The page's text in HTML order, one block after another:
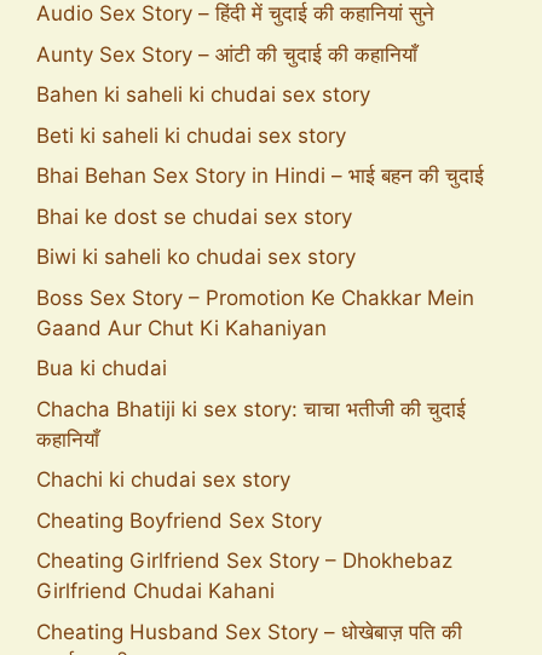
Audio Sex Story – हिंदी में चुदाई की कहानियां सुने
Aunty Sex Story – आंटी की चुदाई की कहानियाँ
Bahen ki saheli ki chudai sex story
Beti ki saheli ki chudai sex story
Bhai Behan Sex Story in Hindi – भाई बहन की चुदाई
Bhai ke dost se chudai sex story
Biwi ki saheli ko chudai sex story
Boss Sex Story – Promotion Ke Chakkar Mein
Gaand Aur Chut Ki Kahaniyan
Bua ki chudai
Chacha Bhatiji ki sex story: चाचा भतीजी की चुदाई
कहानियाँ
Chachi ki chudai sex story
Cheating Boyfriend Sex Story
Cheating Girlfriend Sex Story – Dhokhebaz
Girlfriend Chudai Kahani
Cheating Husband Sex Story – धोखेबाज़ पति की